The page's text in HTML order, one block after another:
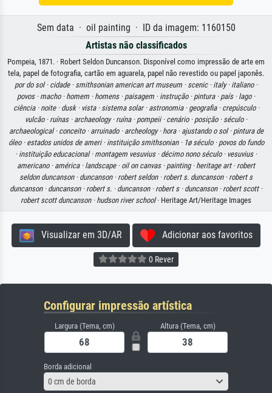
Sem data · oil painting · ID da imagem: 1160150
Artistas não classificados
Pompeia, 1871. · Robert Seldon Duncanson. Disponível como impressão de arte em
tela, papel de fotografia, cartão em aguarela, papel não revestido ou papel japonês.
por do sol · cidade · smithsonian american art museum · scenic · italy · italiano ·
povos · macho · homem · homens · paisagem · instrução · pintura · país · lago ·
ciência · noite · dusk · vista · sistema solar · astronomia · geografia · crepúsculo ·
vulcão · ruínas · archaeology · ruína · pompeii · cenário · posição · século ·
archaeological · conceito · arruinado · archeology · hora · ajustando o sol · pintura de
óleo · estados unidos de ameri · instituição smithsonian · 1ø século · povos do fundo
· instituição educacional · montagem vesuvius · décimo nono século · vesuvius ·
americano · américa · landscape · oil on canvas · painting · heritage art · robert
seldon duncanson · duncanson · robert seldon · robert s. duncanson · robert s
duncanson · duncanson · robert s. · duncanson · robert s · duncanson · robert scott ·
robert scott duncanson · hudson river school· Heritage Art/Heritage Images
Visualizar em 3D/AR Adicionar aos favoritos
0 Rever
Configurar impressão artística
Largura (Tema, cm) Altura (Tema, cm)
Borda adicional
0 cm de borda